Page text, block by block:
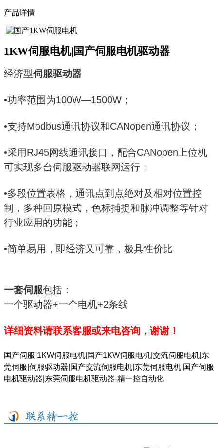
产品详情
1KW伺服电机|国产伺服电机驱动器
经济型伺服驱动器
•功率范围为100W—1500W；
•支持Modbus通讯协议和CANopen通讯协议；
•采用RJ45网线通讯接口，配合CANopen上位机
可实现多台伺服驱动器联网运行；
•多段位置表格，通讯点到点绝对及相对位置控
制，多种回原模式，色标捕捉和脉冲调整等针对
行业应用的功能；
•简单易用，即经济又可靠，极具性价比
一套伺服包括：
一个驱动器+一个电机+2条线
详细资料请联系客服或来电咨询，谢谢！
国产伺服|1KW伺服电机|国产1KW伺服电机|交流伺服电机|东
莞伺服|伺服驱动器|国产交流伺服电机|东莞伺服电机|国产伺服
电机驱动器|东莞伺服电机驱动器-精一控自动化